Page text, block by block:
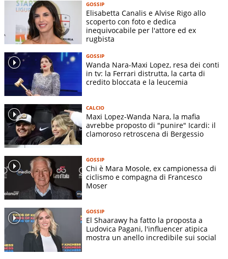
GOSSIP
Elisabetta Canalis e Alvise Rigo allo
scoperto con foto e dedica
inequivocabile per l'attore ed ex
rugbista
GOSSIP
Wanda Nara-Maxi Lopez, resa dei conti
in tv: la Ferrari distrutta, la carta di
credito bloccata e la leucemia
CALCIO
Maxi Lopez-Wanda Nara, la mafia
avrebbe proposto di "punire" Icardi: il
clamoroso retroscena di Bergessio
GOSSIP
Chi è Mara Mosole, ex campionessa di
ciclismo e compagna di Francesco
Moser
GOSSIP
El Shaarawy ha fatto la proposta a
Ludovica Pagani, l'influencer atipica
mostra un anello incredibile sui social